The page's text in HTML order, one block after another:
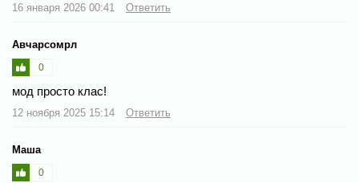
16 января 2026 00:41 Ответить
Авчарсомрл
0
мод просто клас!
12 ноября 2025 15:14 Ответить
Маша
0